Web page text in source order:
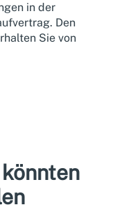
in der
Den
Sie von